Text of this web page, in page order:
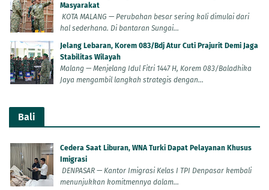
Masyarakat
KOTA MALANG — Perubahan besar sering kali dimulai dari
hal sederhana. Di bantaran Sungai...
Jelang Lebaran, Korem 083/Bdj Atur Cuti Prajurit Demi Jaga
Stabilitas Wilayah
Malang — Menjelang Idul Fitri 1447 H, Korem 083/Baladhika
Jaya mengambil langkah strategis dengan...
Bali
Cedera Saat Liburan, WNA Turki Dapat Pelayanan Khusus
Imigrasi
DENPASAR — Kantor Imigrasi Kelas I TPI Denpasar kembali
menunjukkan komitmennya dalam...